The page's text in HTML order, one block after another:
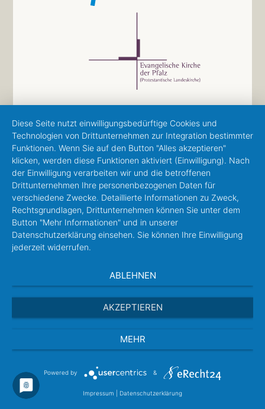
Diese Seite nutzt einwilligungsbedürftige Cookies und
Technologien von Drittunternehmen zur Integration bestimmter
Funktionen. Wenn Sie auf den Button "Alles akzeptieren"
klicken, werden diese Funktionen aktiviert (Einwilligung). Nach
der Einwilligung verarbeiten wir und die betroffenen
Drittunternehmen Ihre personenbezogenen Daten für
verschiedene Zwecke. Detaillierte Informationen zu Zweck,
Rechtsgrundlagen, Drittunternehmen können Sie unter dem
Button "Mehr Informationen" und in unserer
Datenschutzerklärung einsehen. Sie können Ihre Einwilligung
jederzeit widerrufen.
ABLEHNEN
AKZEPTIEREN
MEHR
Powered by &
Impressum Datenschutzerklärung